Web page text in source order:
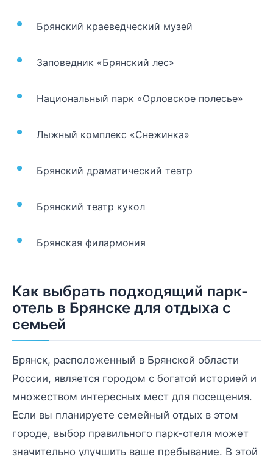
Брянский краеведческий музей
Заповедник «Брянский лес»
Национальный парк «Орловское полесье»
Лыжный комплекс «Снежинка»
Брянский драматический театр
Брянский театр кукол
Брянская филармония
Как выбрать подходящий парк-
отель в Брянске для отдыха с
семьей
Брянск, расположенный в Брянской области
России, является городом с богатой историей и
множеством интересных мест для посещения.
Если вы планируете семейный отдых в этом
городе, выбор правильного парк-отеля может
значительно улучшить ваше пребывание. В этой